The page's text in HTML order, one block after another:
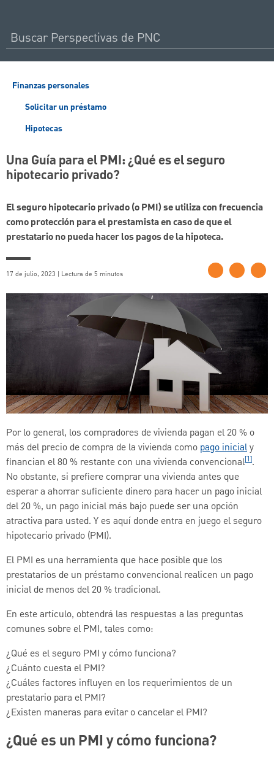
Finanzas personales
Solicitar un préstamo
Hipotecas
Una Guía para el PMI: ¿Qué es el seguro
hipotecario privado?
El seguro hipotecario privado (o PMI) se utiliza con frecuencia
como protección para el prestamista en caso de que el
prestatario no pueda hacer los pagos de la hipoteca.
17 de julio, 2023 | Lectura de 5 minutos
Por lo general, los compradores de vivienda pagan el 20 % o
más del precio de compra de la vivienda como pago inicialy
financian el 80 % restante con una vivienda convencional[1].
No obstante, si prefiere comprar una vivienda antes que
esperar a ahorrar suficiente dinero para hacer un pago inicial
del 20 %, un pago inicial más bajo puede ser una opción
atractiva para usted. Y es aquí donde entra en juego el seguro
hipotecario privado (PMI).
El PMI es una herramienta que hace posible que los
prestatarios de un préstamo convencional realicen un pago
inicial de menos del 20 % tradicional.
En este artículo, obtendrá las respuestas a las preguntas
comunes sobre el PMI, tales como:
¿Qué es el seguro PMI y cómo funciona?
¿Cuánto cuesta el PMI?
¿Cuáles factores influyen en los requerimientos de un
prestatario para el PMI?
¿Existen maneras para evitar o cancelar el PMI?
¿Qué es un PMI y cómo funciona?